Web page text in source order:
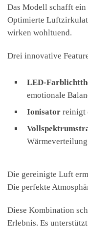
Das Modell schafft ein
Optimierte
wirken wohltuend.
Drei innovative
LED-
emotionale
Ionisator reinigt
Wärmeverteilung
Die gereinigte Luft
Die perfekte
Diese Kombination
Erlebnis. Es